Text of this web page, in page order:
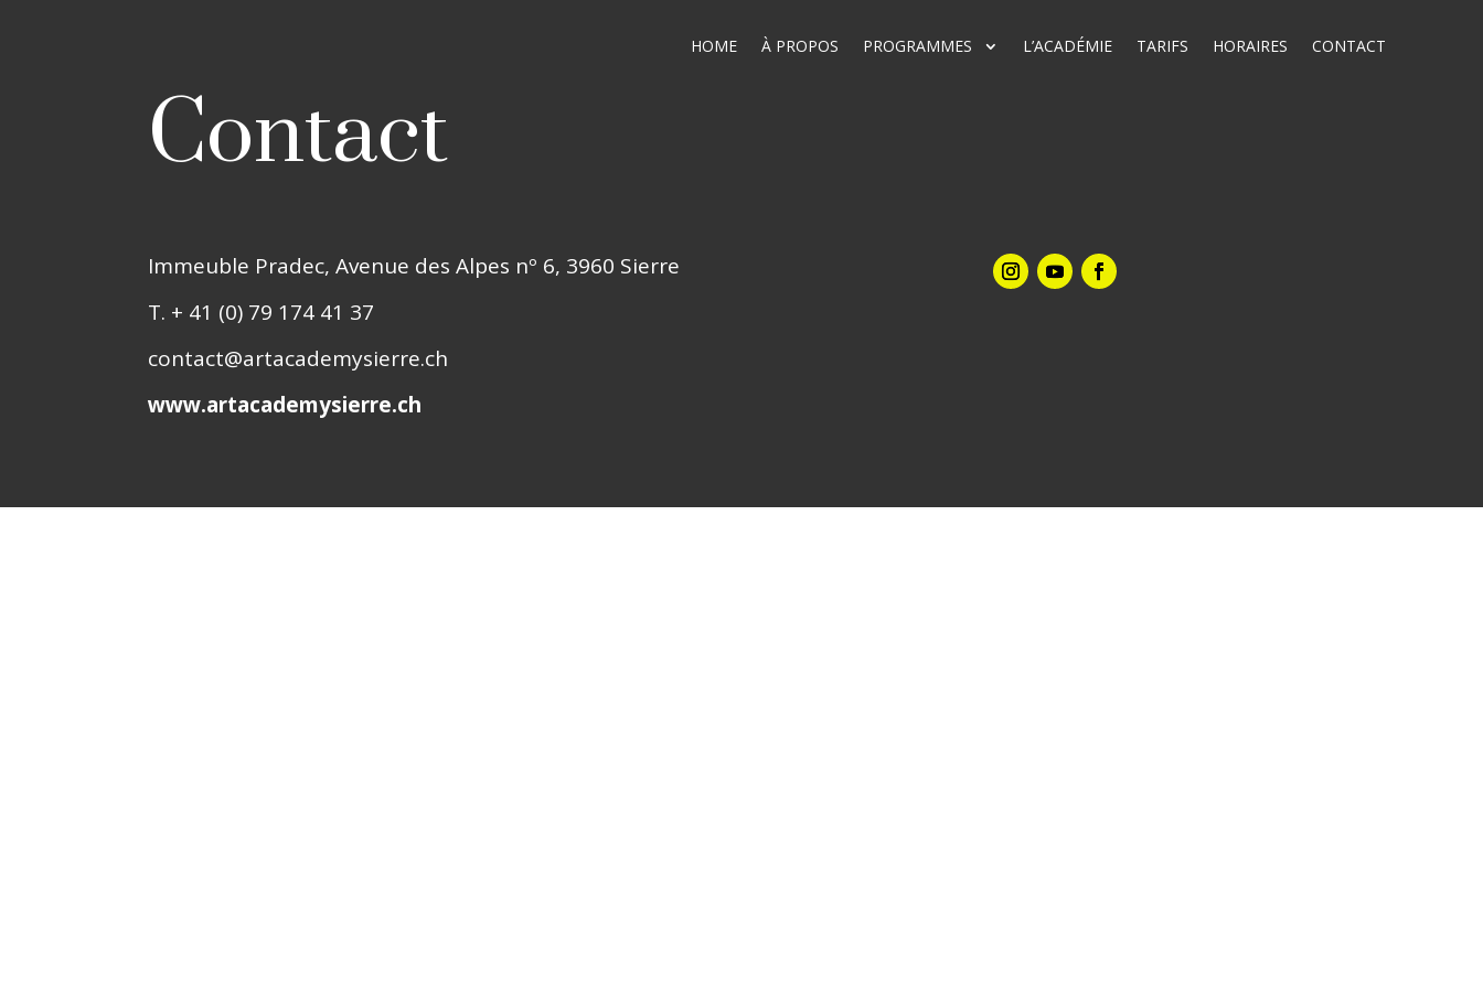
HOME À PROPOS PROGRAMMES L’ACADÉMIE TARIFS HORAIRES CONTACT
Contact
Immeuble Pradec, Avenue des Alpes nº 6, 3960 Sierre
T. + 41 (0) 79 174 41 37
contact@artacademysierre.ch
www.artacademysierre.ch